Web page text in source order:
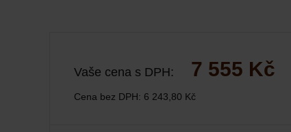
Vaše cena s DPH: 7 555 Kč
Cena bez DPH: 6 243,80 Kč